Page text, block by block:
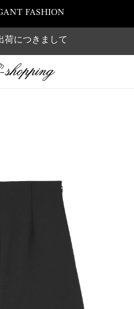
FASHION
荷につきまして